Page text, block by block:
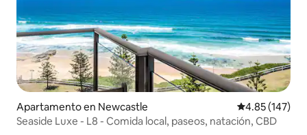
Apartamento en Newcastle Calificación
4.85 (147)
Seaside Luxe - L8 - Comida local, paseos, natación, CBD